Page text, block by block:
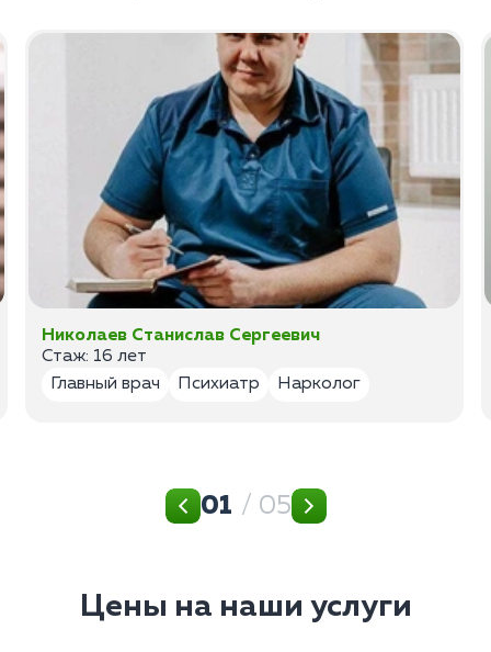
Николаев Станислав Сергеевич
Стаж: 16 лет
Главный врач
Психиатр Нарколог
01 / 05
Цены на наши услуги